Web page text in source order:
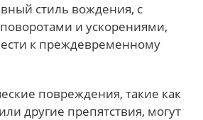
стиль вождения, с
и ускорениями,
к преждевременному
повреждения, такие как
другие препятствия, могут